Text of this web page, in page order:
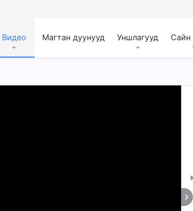
Видео Магтан дуунууд Уншлагууд Сайн